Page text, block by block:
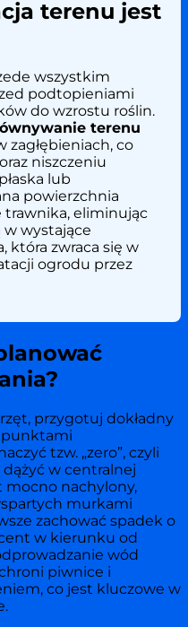
terenu jest
wszystkim
podtopieniami
do wzrostu roślin.
terenu
zagłębieniach, co
niszczeniu
lub
powierzchnia
trawnika, eliminując
w wystające
która zwraca się w
ogrodu przez
przygotuj dokładny
punktami
tzw. „zero”, czyli
w centralnej
mocno nachylony,
murkami
zachować spadek o
w kierunku od
wód
piwnice i
co jest kluczowe w